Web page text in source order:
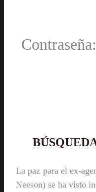
La paz para el ex-
Neeson) se ha visto